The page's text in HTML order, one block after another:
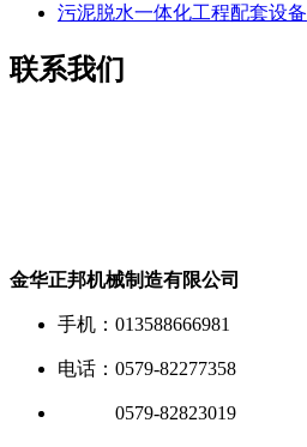
污泥脱水一体化工程配套设备
联系我们
金华正邦机械制造有限公司
手机：013588666981
电话：0579-82277358
0579-82823019